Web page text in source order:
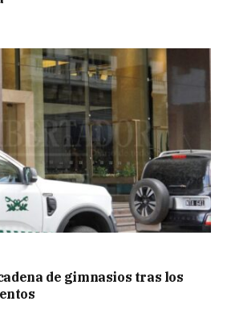
de gimnasios tras los